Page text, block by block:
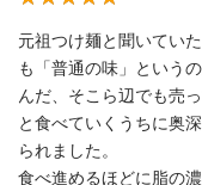
元祖つけ麺と聞いてい
も「普通の味」という
んだ、そこら辺でも売
と食べていくうちに奥
られました。
食べ進めるほどに脂の